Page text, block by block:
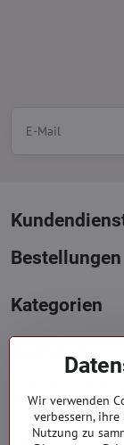
Bestellungen
Kategorien
Kontakte
Mont. - Freit. :
Wir verwenden
verbessern,
Nutzung zu